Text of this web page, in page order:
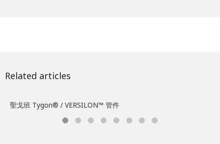
Related articles
聖戈班 Tygon® / VERSILON™ 管件